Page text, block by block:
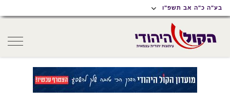
תפריט
נגישות
תפריט
ראשי
תוכן
ראשי
בע"ה כ"ה אב תשפ"ו